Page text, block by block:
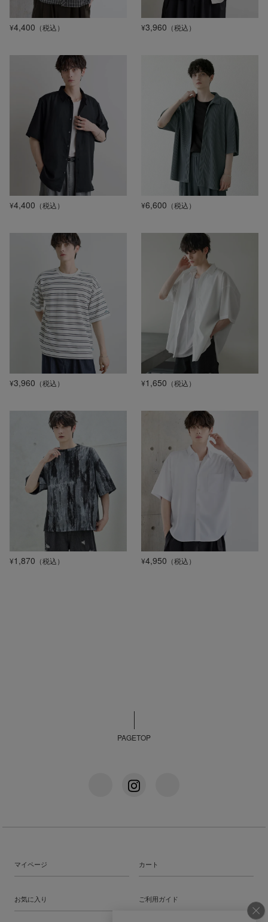
¥4,400 （税込） ¥3,960 （税込）
¥4,400 （税込） ¥6,600 （税込）
¥3,960 （税込） ¥1,650 （税込）
¥1,870 （税込） ¥4,950 （税込）
PAGETOP
マイページ カート
お気に入り ご利用ガイド